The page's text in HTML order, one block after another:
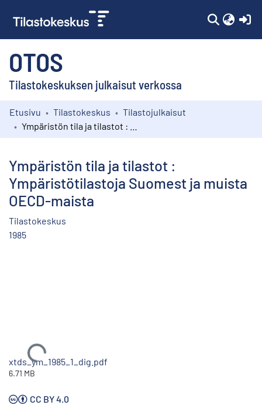
OTOS
Tilastokeskuksen julkaisut verkossa
Kokoelmat
Etusivu Tilastokeskus
Tilastojulkaisut
Ympäristön tila ja tilastot :
Ympäristötilastoja Suomest ja muista
OECD-maista
Tilastokeskus
1985
Ladataan...
xtds_ym_1985_1_dig.pdf
6.71 MB
CC BY 4.0